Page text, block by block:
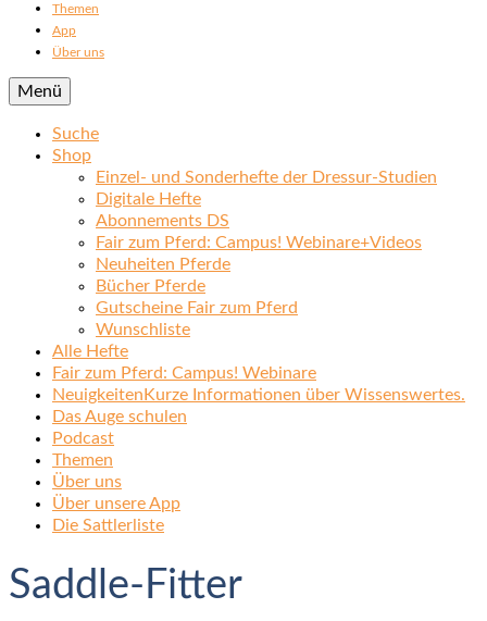
Themen
App
Über uns
Menü
Suche
Shop
Einzel- und Sonderhefte der Dressur-Studien
Digitale Hefte
Abonnements DS
Fair zum Pferd: Campus! Webinare+Videos
Neuheiten Pferde
Bücher Pferde
Gutscheine Fair zum Pferd
Wunschliste
Alle Hefte
Fair zum Pferd: Campus! Webinare
Neuigkeiten Kurze Informationen über Wissenswertes.
Das Auge schulen
Podcast
Themen
Über uns
Über unsere App
Die Sattlerliste
Saddle-Fitter